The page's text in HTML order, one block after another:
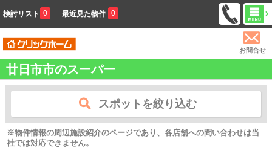
検討リスト 0 最近見た物件 0
お問合せ
廿日市市のスーパー
スポットを絞り込む
※物件情報の周辺施設紹介のページであり、各店舗への問い合わせは当
社では対応できません。